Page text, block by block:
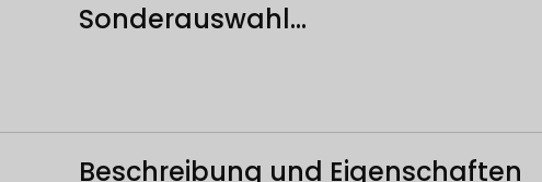
Sonderauswahl...
Beschreibung und Eigenschaften